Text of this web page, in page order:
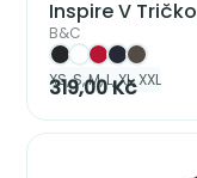
Inspire V Tričko
B&C
XS, S, M, L, XL, XXL
319,00 Kč